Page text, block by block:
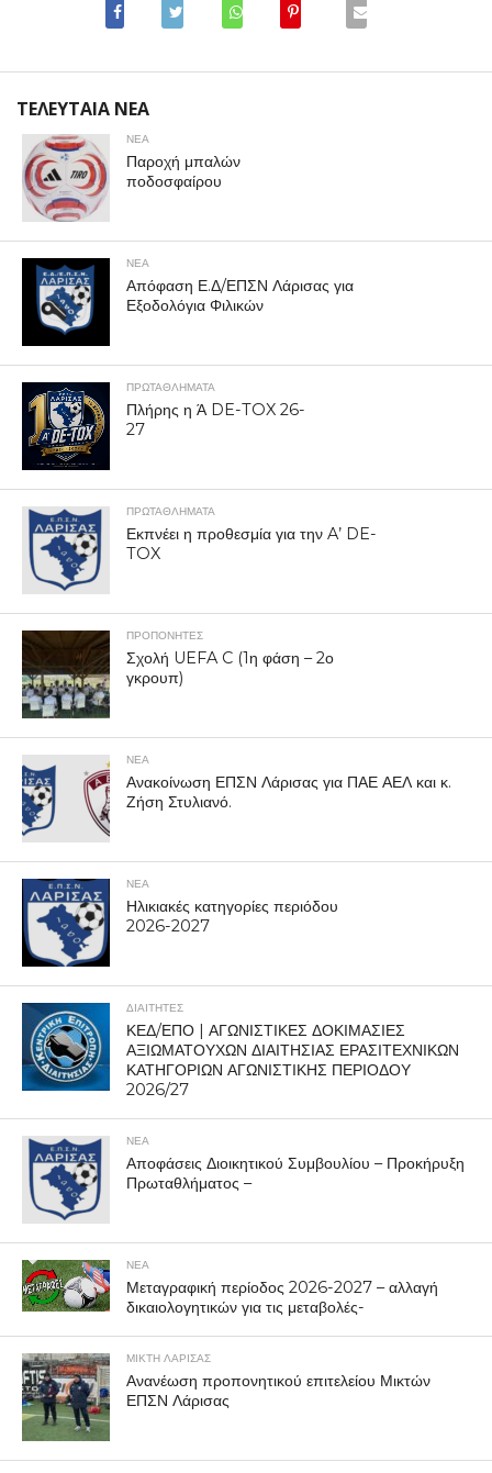
ΤΕΛΕΥΤΑΙΑ ΝΕΑ
ΝΕΑ
Παροχή μπαλών
ποδοσφαίρου
ΝΕΑ
Απόφαση Ε.Δ/ΕΠΣΝ Λάρισας για
Εξοδολόγια Φιλικών
ΠΡΩΤΑΘΛΉΜΑΤΑ
Πλήρης η Ά DE-TOX 26-
27
ΠΡΩΤΑΘΛΉΜΑΤΑ
Εκπνέει η προθεσμία για την A’ DE-
TOX
ΠΡΟΠΟΝΗΤΈΣ
Σχολή UEFA C (1η φάση – 2ο
γκρουπ)
ΝΕΑ
Ανακοίνωση ΕΠΣΝ Λάρισας για ΠΑΕ ΑΕΛ και κ.
Ζήση Στυλιανό.
ΝΕΑ
Ηλικιακές κατηγορίες περιόδου
2026-2027
ΔΙΑΙΤΗΤΕΣ
ΚΕΔ/ΕΠΟ | ΑΓΩΝΙΣΤΙΚΕΣ ΔΟΚΙΜΑΣΙΕΣ
ΑΞΙΩΜΑΤΟΥΧΩΝ ΔΙΑΙΤΗΣΙΑΣ ΕΡΑΣΙΤΕΧΝΙΚΩΝ
ΚΑΤΗΓΟΡΙΩΝ ΑΓΩΝΙΣΤΙΚΗΣ ΠΕΡΙΟΔΟΥ
2026/27
ΝΕΑ
Αποφάσεις Διοικητικού Συμβουλίου – Προκήρυξη
Πρωταθλήματος –
ΝΕΑ
Μεταγραφική περίοδος 2026-2027 – αλλαγή
δικαιολογητικών για τις μεταβολές-
ΜΙΚΤΗ ΛΑΡΙΣΑΣ
Ανανέωση προπονητικού επιτελείου Μικτών
ΕΠΣΝ Λάρισας